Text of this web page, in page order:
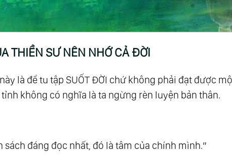
THIỀN SƯ NÊN NHỚ CẢ ĐỜI
là để tu tập SUỐT ĐỜI chứ không phải đạt được
không có nghĩa là ta ngừng rèn luyện bản thân.
sách đáng đọc nhất, đó là tâm của chính mình.”